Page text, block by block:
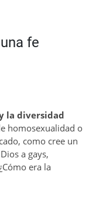
fe
la diversidad
homosexualidad o
como cree un
a gays,
era la